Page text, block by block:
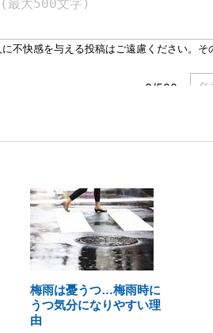
梅雨は憂うつ…梅雨時に
うつ気分になりやすい理
由